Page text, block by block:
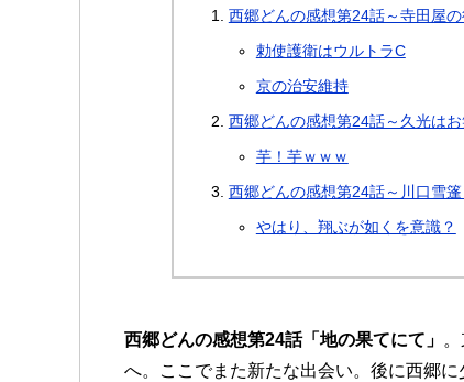
西郷どんの感想第24話～寺田屋の
勅使護衛はウルトラC
京の治安維持
西郷どんの感想第24話～久光はお
芋！芋ｗｗｗ
西郷どんの感想第24話～川口雪
やはり、翔ぶが如くを意識？
西郷どんの感想第24話「地の果てにて」
へ。ここでまた新たな出会い。後に西郷